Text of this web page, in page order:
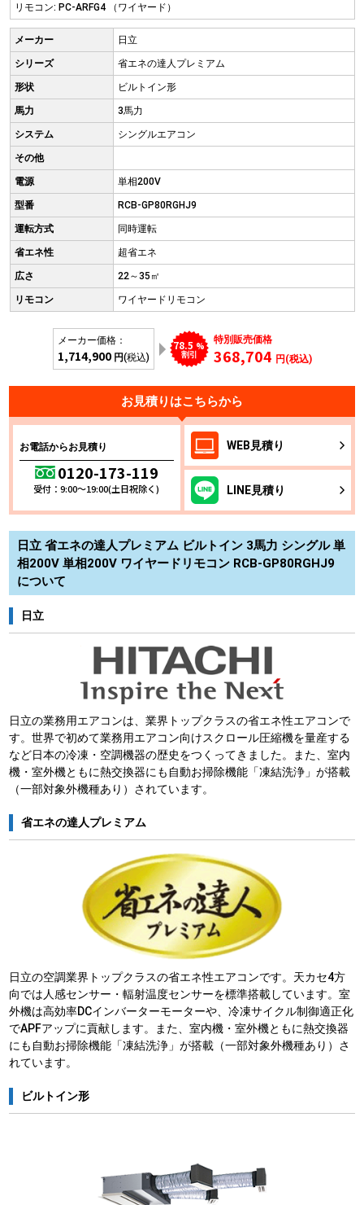
リモコン: PC-ARFG4 （ワイヤード）
メーカー 日立
シリーズ 省エネの達人プレミアム
形状 ビルトイン形
馬力 3馬力
システム シングルエアコン
その他
電源 単相200V
型番 RCB-GP80RGHJ9
運転方式 同時運転
省エネ性 超省エネ
広さ 22～35㎡
リモコン ワイヤードリモコン
メーカー価格：
1,714,900 円(税込)
78.5 %
割引
特別販売価格
368,704 円(税込)
お見積りはこちらから
お電話からお見積り
0120-173-119
受付：9:00～19:00(土日祝除く)
WEB 見積り
LINE見積り
日立 省エネの達人プレミアム ビルトイン 3馬力 シングル 単
相200V 単相200V ワイヤードリモコン RCB-GP80RGHJ9
について
日立
日立の業務用エアコンは、業界トップクラスの省エネ性エアコンで
す。世界で初めて業務用エアコン向けスクロール圧縮機を量産する
など日本の冷凍・空調機器の歴史をつくってきました。また、室内
機・室外機ともに熱交換器にも自動お掃除機能「凍結洗浄」が搭載
（一部対象外機種あり）されています。
省エネの達人プレミアム
日立の空調業界トップクラスの省エネ性エアコンです。天カセ4方
向では人感センサー・輻射温度センサーを標準搭載しています。室
外機は高効率DCインバーターモーターや、冷凍サイクル制御適正化
でAPFアップに貢献します。また、室内機・室外機ともに熱交換器
にも自動お掃除機能「凍結洗浄」が搭載（一部対象外機種あり）さ
れています。
ビルトイン形